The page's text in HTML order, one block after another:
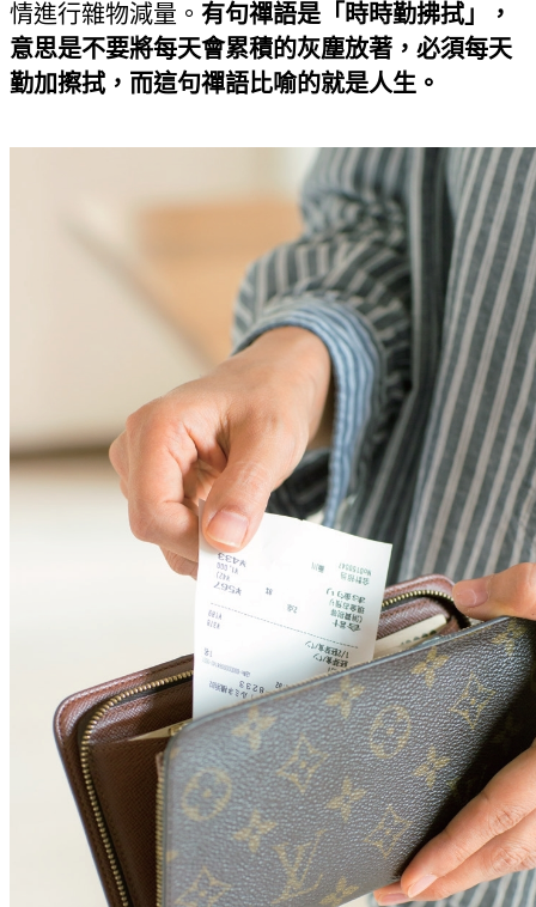
情進行雜物減量。 有句禪語是「時時勤拂拭」，
意思是不要將每天會累積的灰塵放著，必須每天
勤加擦拭，而這句禪語比喻的就是人生。